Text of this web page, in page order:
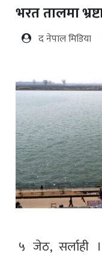
भरत तालमा
द नेपाल मिडिया
५ जेठ, सर्लाही